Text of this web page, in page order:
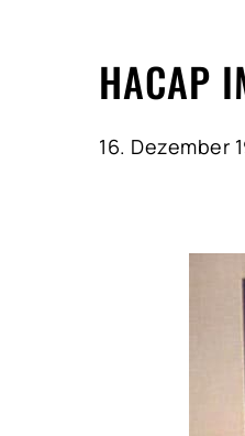
HACAP
16. Dezember